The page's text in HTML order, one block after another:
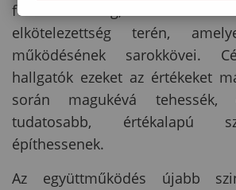
fenntarthatóság, az innováció
elkötelezettség terén,
működésének sarokkövei.
hallgatók ezeket az értékeket
során magukévá
tudatosabb, értékalapú
építhessenek.
Az együttműködés újabb